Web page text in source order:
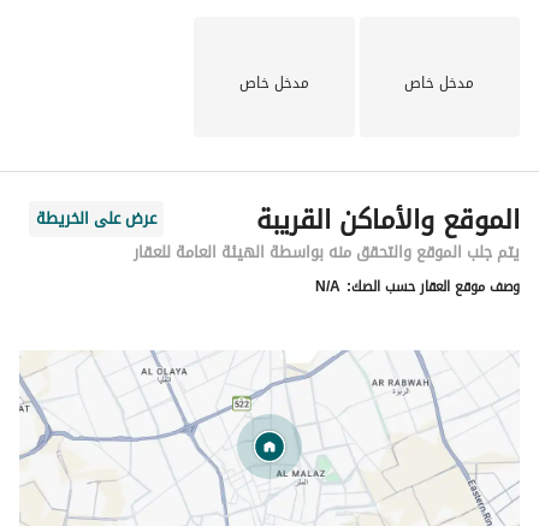
مدخل خاص مدخل خاص
الموقع والأماكن القريبة
عرض على الخريطة
يتم جلب الموقع والتحقق منه بواسطة الهيئة العامة للعقار
وصف موقع العقار حسب الصك: N/A